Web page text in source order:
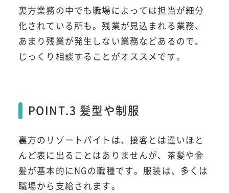
裏方業務の中でも職場によっては担当が細分
化されている所も。残業が見込まれる業務、
あまり残業が発生しない業務などあるので、
じっくり相談することがオススメです。
POINT.3 髪型や制服
裏方のリゾートバイトは、接客とは違いほと
んど表に出ることはありませんが、茶髪や金
髪が基本的にNGの職種です。服装は、多くは
職場から支給されます。